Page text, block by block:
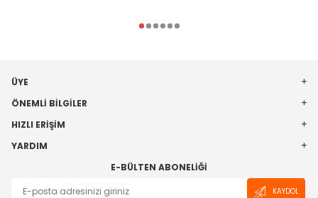
ÜYE
ÖNEMLI BILGILER
HIZLI ERIŞIM
YARDIM
E-BÜLTEN ABONELIĞI
KAYDOL